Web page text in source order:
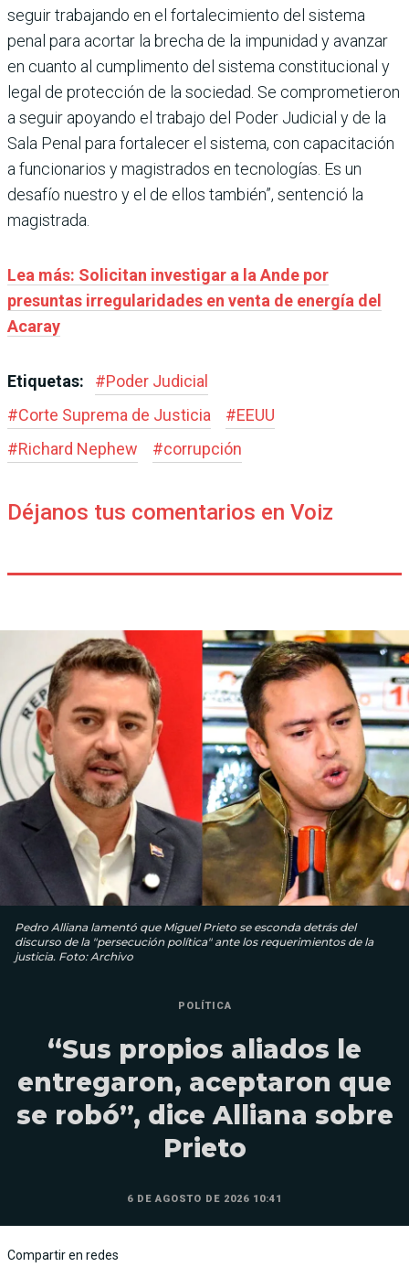
seguir trabajando en el fortalecimiento del sistema
penal para acortar la brecha de la impunidad y avanzar
en cuanto al cumplimento del sistema constitucional y
legal de protección de la sociedad. Se comprometieron
a seguir apoyando el trabajo del Poder Judicial y de la
Sala Penal para fortalecer el sistema, con capacitación
a funcionarios y magistrados en tecnologías. Es un
desafío nuestro y el de ellos también”, sentenció la
magistrada.
Lea más: Solicitan investigar a la Ande por
presuntas irregularidades en venta de energía del
Acaray
Etiquetas: #Poder Judicial
#Corte Suprema de Justicia #EEUU
#Richard Nephew #corrupción
Déjanos tus comentarios en Voiz
Pedro Alliana lamentó que Miguel Prieto se esconda detrás del
discurso de la "persecución política" ante los requerimientos de la
justicia. Foto: Archivo
POLÍTICA
“Sus propios aliados le
entregaron, aceptaron que
se robó”, dice Alliana sobre
Prieto
6 DE AGOSTO DE 2026 10:41
Compartir en redes